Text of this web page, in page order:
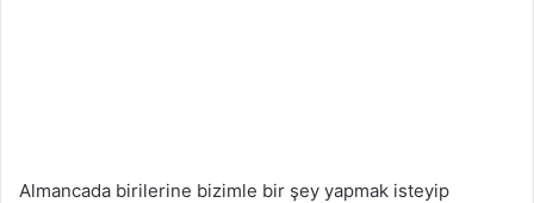
Almancada birilerine bizimle bir şey yapmak isteyip